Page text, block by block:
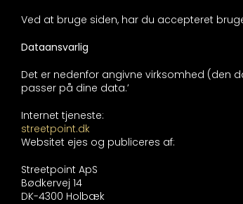
Ved at bruge siden, har du accepteret
Dataansvarlig
Det er nedenfor angivne virksomhed (den
passer på dine data.’
Internet tjeneste:
streetpoint.dk
Websitet ejes og publiceres af:
Streetpoint ApS
Bødkervej 14
DK-4300 Holbæk